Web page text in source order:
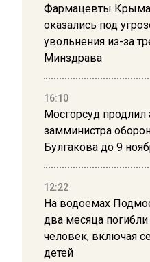
Фармацевты Крыма
оказались под
увольнения из-за
Минздрава
16:10
Мосгорсуд продлил
замминистра
Булгакова до 9
12:22
На водоемах
два месяца погибли
человек, включая
детей